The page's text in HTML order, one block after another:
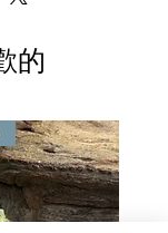
全部都是珠寶本
買手費！真真正
的